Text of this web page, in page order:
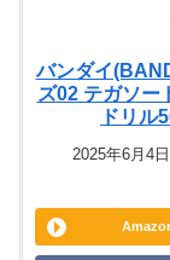
バンダイ
ズ02 テガソー
ドリル
2025年6月4